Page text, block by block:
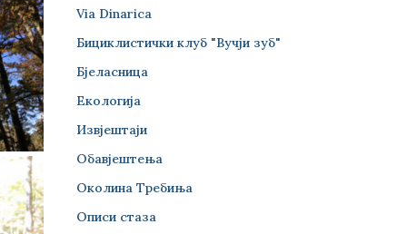
Via Dinarica
Бициклистички клуб "Вучји зуб"
Бјеласница
Екологија
Извјештаји
Обавјештења
Околина Требиња
Описи стаза